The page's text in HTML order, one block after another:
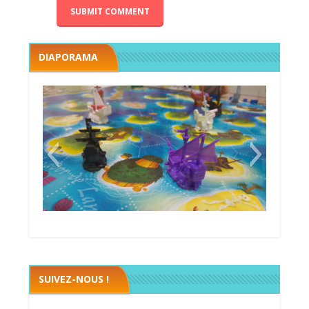
DIAPORAMA
SUIVEZ-NOUS !